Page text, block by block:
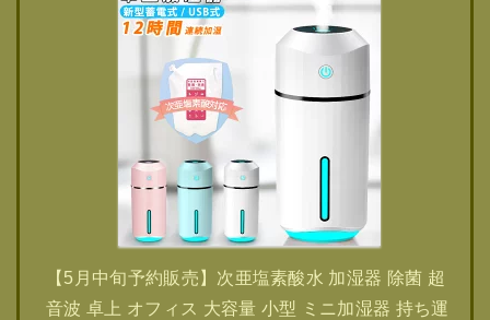
【5月中旬予約販売】次亜塩素酸水 加湿器 除菌 超
音波 卓上 オフィス 大容量 小型 ミニ加湿器 持ち運